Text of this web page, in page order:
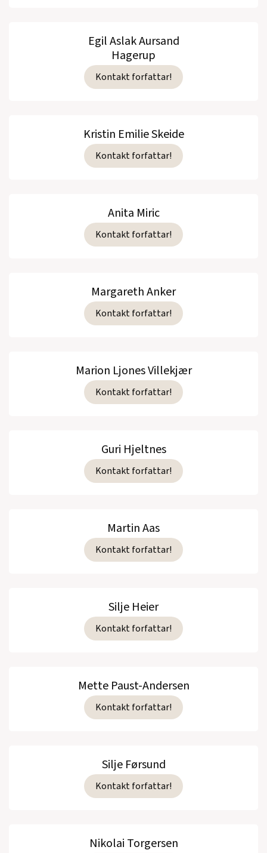
Egil Aslak Aursand
Hagerup
Kontakt forfattar!
Kristin Emilie Skeide
Kontakt forfattar!
Anita Miric
Kontakt forfattar!
Margareth Anker
Kontakt forfattar!
Marion Ljones Villekjær
Kontakt forfattar!
Guri Hjeltnes
Kontakt forfattar!
Martin Aas
Kontakt forfattar!
Silje Heier
Kontakt forfattar!
Mette Paust-Andersen
Kontakt forfattar!
Silje Førsund
Kontakt forfattar!
Nikolai Torgersen